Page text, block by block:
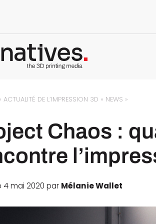
ACTUALITÉ DE L’IMPRESSION 3D » NEWS »
Chaos :
4 mai 2020 par Mélanie Wallet